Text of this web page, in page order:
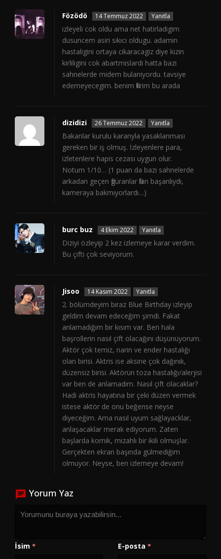
Fözödö 14 Temmuz 2022 Yanıtla
izleyeli cok oldu ama net hatirladigim
dusuncem asiri sıkıcı oldugu. adamin
hastaligini ortaya cikaracagiz diye kizin
kirliligini cok abartmislardi hatta bazi
sahnelerde midem bulaniyordu. tavsiye
edemeyecegim. benim fikrim bu arada
dizidizi 26 Temmuz 2022 Yanıtla
Bakanlar kurulu kararıyla yasaklanması
gereken bir iş olmuş. İzleyenlere para,
izletenlere hapis cezası uygun olur.
Notum 1/10… (1 puan da bazı sahnelerde
arkadan geçen figüranlar filan başarılıydı,
kameraya bakmıyorlardı…)
burc buz 4 Ekim 2022 Yanıtla
Diziyi özleyip 2 kez izlemeye karar verdim.
Bu çifti çok seviyorum.
Jisoo 14 Kasım 2022 Yanıtla
2. bölümdeyim biraz Blue Birthday izleyip
geldim devam edeceğim şimdi. Fakat
anlamadığım bir kısım var. Ben hala
başrollerin nasıl çift olacağını düşünüyorum.
Aktör çok temiz, narin ve ender hastalığı
olan birisi. Aktris ise aksine çok dağınık,
düzensiz birisi. Aktörün toza hastalığı/alerjisi
var ben de anlamadım. Nasıl çift olacaklar?
Hadi aktris hayatına bir çeki düzen vermek
istese aktör de onu beğense neyse
diyeceğim. Ama nasıl uyum sağlayacklar,
anlaşacaklar merak ediyorum. Zaten
başlarda komik, mizahlı bir ikili olmuşlar.
Gerçekten ekran başında gülmediğim
olmuyor. Neyse, ben izlemeye devam!
Yorum Yaz
İsim * E-posta *